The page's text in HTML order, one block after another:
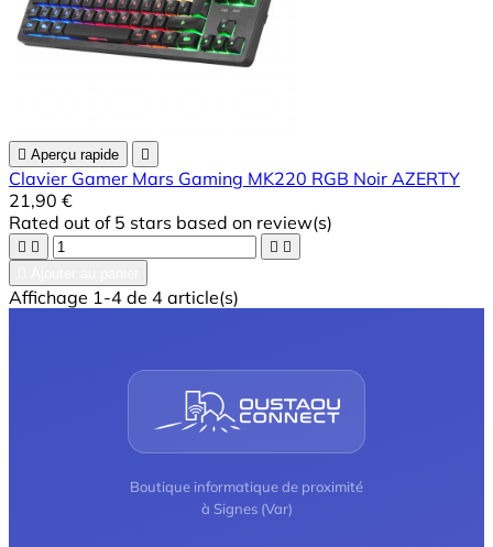
 Aperçu rapide 
Clavier Gamer Mars Gaming MK220 RGB Noir AZERTY
21,90 €
Rated out of 5 stars based on review(s)
   
Affichage 1-4 de 4 article(s)
Boutique informatique de proximité
à Signes (Var)